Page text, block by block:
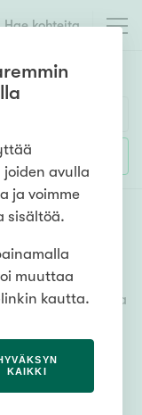
Hae kohteita
4h 5h+
Kajaani
Kajaani
avulla
sauna,
myytävät
mieleinen!
avulla
ja voimme
sisältöä.
muuttaa
kautta.
KAIKKI